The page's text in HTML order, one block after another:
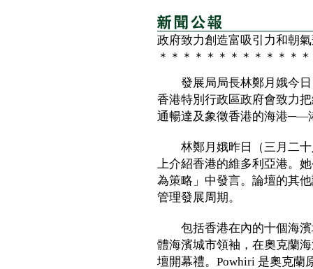
政府致力創造富吸引力和朝
＊＊＊＊＊＊＊＊＊＊＊＊
發展局局長林鄭月娥今日
香港特別行政區政府會致力
通暢達及象徵香港的海港─—
林鄭月娥昨日（三月二十
上介紹香港的維多利亞港。
為策略」中發言。論壇的其
管理發展周期。
包括香港在內的十個海濱
體海濱城市領袖，在奧克蘭
壇開幕禮。Powhiri 是奧克蘭